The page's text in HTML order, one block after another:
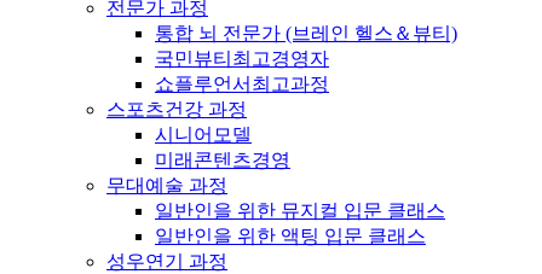
전문가 과정
통합 뇌 전문가 (브레인 헬스＆뷰티)
국민뷰티최고경영자
쇼플루언서최고과정
스포츠건강 과정
시니어모델
미래콘텐츠경영
무대예술 과정
일반인을 위한 뮤지컬 입문 클래스
일반인을 위한 액팅 입문 클래스
성우연기 과정